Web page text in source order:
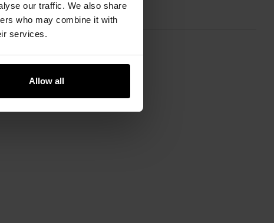
our traffic. We also share
who may combine it with
services.
Allow all